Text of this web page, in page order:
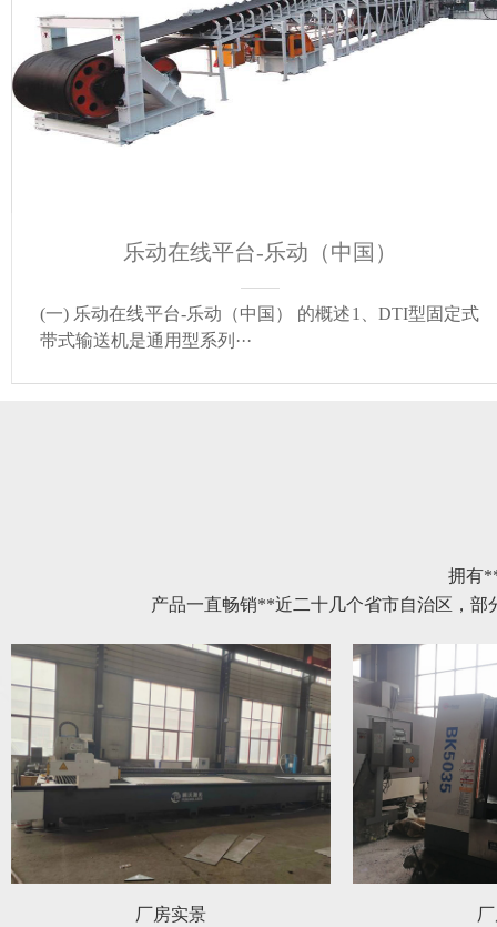
乐动在线平台-乐动（中国）
(一) 乐动在线平台-乐动（中国） 的概述1、DTI型固定式
带式输送机是通用型系列···
拥有
产品一直畅销**近二十几个省市自治区，
厂房实景